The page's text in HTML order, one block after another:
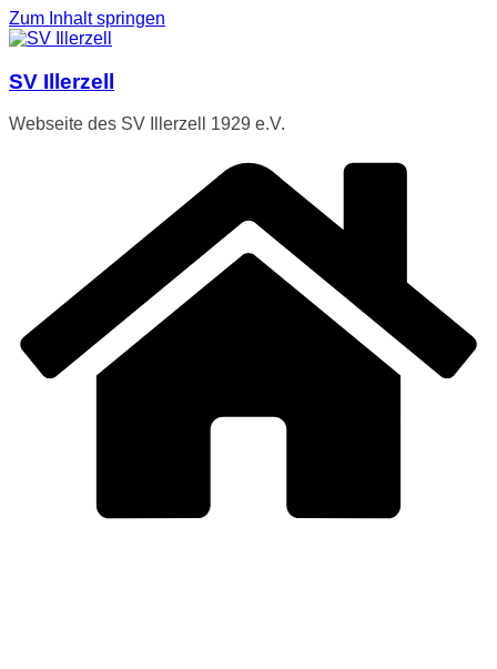
Zum Inhalt springen
SV Illerzell
Webseite des SV Illerzell 1929 e.V.